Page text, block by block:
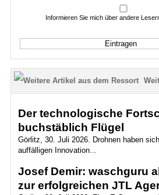
Informieren Sie mich über andere
Der technologische
buchstäblich Flügel
Görlitz, 30. Juli 2026. Drohnen haben
auffälligen Innovation...
Josef Demir: waschguru
zur erfolgreichen JTL